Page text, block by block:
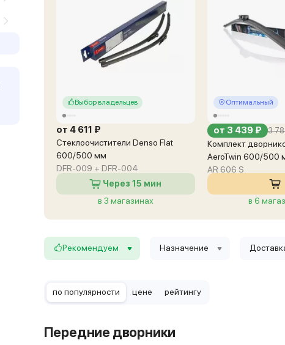
Выбор владельцев
от 4 611 ₽
Стеклоочистители Denso Flat
600/500 мм
DFR-009 + DFR-004
Через 15 мин
в 3 магазинах
Оптимальный
от 3 439 ₽ 3
Комплект
AeroTwin 600/500
AR 606 S
в 6
Рекомендуем Назначение
по популярности цене рейтингу
Передние дворники